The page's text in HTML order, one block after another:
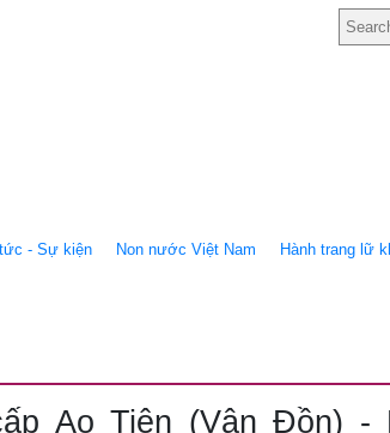
- Sự kiện Non nước Việt Nam Hành trang lữ
Ao Tiên (Vân Đồn) -